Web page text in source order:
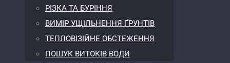
РІЗКА ТА БУРІННЯ
ВИМІР УЩІЛЬНЕННЯ ҐРУНТІВ
ТЕПЛОВІЗІЙНЕ ОБСТЕЖЕННЯ
ПОШУК ВИТОКІВ ВОДИ